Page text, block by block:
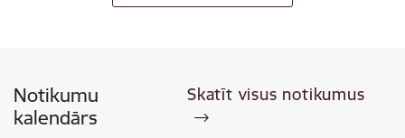
Notikumu
kalendārs
Skatīt visus notikumus